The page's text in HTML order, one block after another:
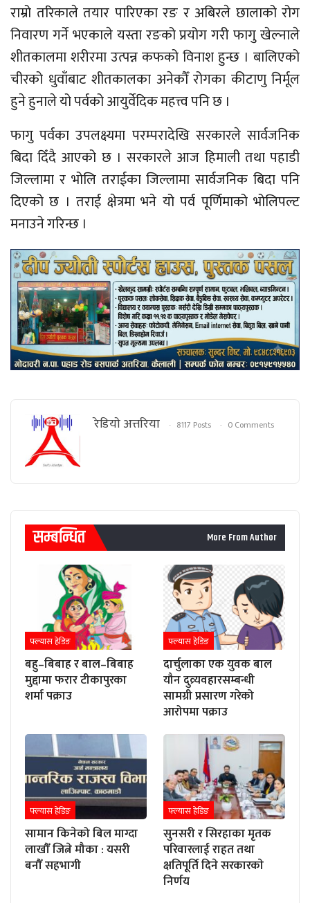
राम्रो तरिकाले तयार पारिएका रङ र अबिरले छालाको रोग
निवारण गर्ने भएकाले यस्ता रङको प्रयोग गरी फागु खेल्नाले
शीतकालमा शरीरमा उत्पन्न कफको विनाश हुन्छ । बालिएको
चीरको धुवाँबाट शीतकालका अनेकौँ रोगका कीटाणु निर्मूल
हुने हुनाले यो पर्वको आयुर्वेदिक महत्त्व पनि छ ।
फागु पर्वका उपलक्ष्यमा परम्परादेखि सरकारले सार्वजनिक
बिदा दिँदै आएको छ । सरकारले आज हिमाली तथा पहाडी
जिल्लामा र भोलि तराईका जिल्लामा सार्वजनिक बिदा पनि
दिएको छ । तराई क्षेत्रमा भने यो पर्व पूर्णिमाको भोलिपल्ट
मनाउने गरिन्छ ।
रेडियाे अत्तरिया 8117 Posts 0 Comments
सम्बन्धित More From Author
फ्ल्यास हेडिङ
बहु–बिबाह र बाल–बिबाह
मुद्दामा फरार टीकापुरका
शर्मा पक्राउ
फ्ल्यास हेडिङ
दार्चुलाका एक युवक बाल
यौन दुव्र्यवहारसम्बन्धी
सामग्री प्रसारण गरेको
आरोपमा पक्राउ
फ्ल्यास हेडिङ
सामान किनेको बिल माग्दा
लाखौँ जित्ने मौका : यसरी
बनौँ सहभागी
फ्ल्यास हेडिङ
सुनसरी र सिरहाका मृतक
परिवारलाई राहत तथा
क्षतिपूर्ति दिने सरकारकाे
निर्णय